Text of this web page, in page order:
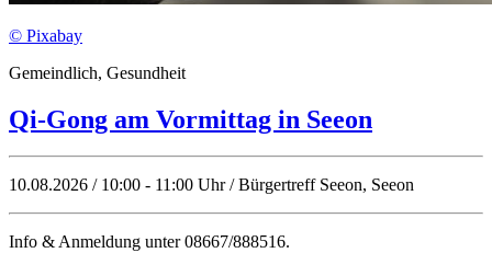
© Pixabay
Gemeindlich, Gesundheit
Qi-Gong am Vormittag in Seeon
10.08.2026 / 10:00 - 11:00 Uhr / Bürgertreff Seeon, Seeon
Info & Anmeldung unter 08667/888516.